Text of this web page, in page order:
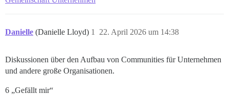
Danielle (Danielle Lloyd) 22. April 2026 um 14:38
1
Diskussionen über den Aufbau von Communities für Unternehmen
und andere große Organisationen.
6 „Gefällt mir“